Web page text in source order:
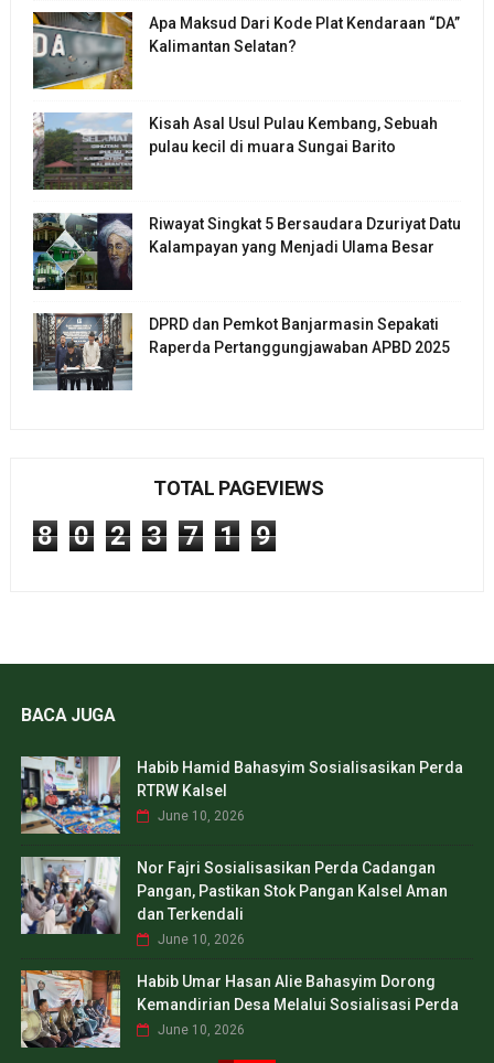
Apa Maksud Dari Kode Plat Kendaraan “DA”
Kalimantan Selatan?
Kisah Asal Usul Pulau Kembang, Sebuah
pulau kecil di muara Sungai Barito
Riwayat Singkat 5 Bersaudara Dzuriyat Datu
Kalampayan yang Menjadi Ulama Besar
DPRD dan Pemkot Banjarmasin Sepakati
Raperda Pertanggungjawaban APBD 2025
TOTAL PAGEVIEWS
8 0 2 3 7 1 9
BACA JUGA
Habib Hamid Bahasyim Sosialisasikan Perda
RTRW Kalsel
June 10, 2026
Nor Fajri Sosialisasikan Perda Cadangan
Pangan, Pastikan Stok Pangan Kalsel Aman
dan Terkendali
June 10, 2026
Habib Umar Hasan Alie Bahasyim Dorong
Kemandirian Desa Melalui Sosialisasi Perda
June 10, 2026